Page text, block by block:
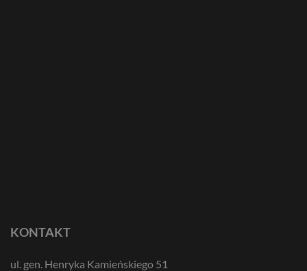
KONTAKT
ul. gen. Henryka Kamieńskiego 51